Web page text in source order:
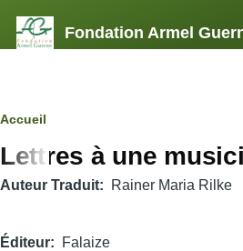
Fondation Armel
Fil
d'Ariane
Accueil
Lettres à une
Auteur Traduit Rainer Maria Rilke
Éditeur Falaize